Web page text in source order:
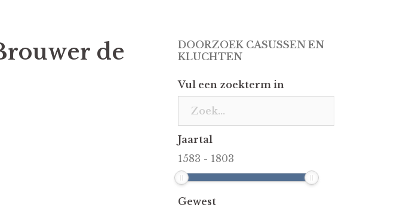
de
DOORZOEK CASUSSEN EN
KLUCHTEN
Vul een zoekterm in
Jaartal
1583 - 1803
Gewest